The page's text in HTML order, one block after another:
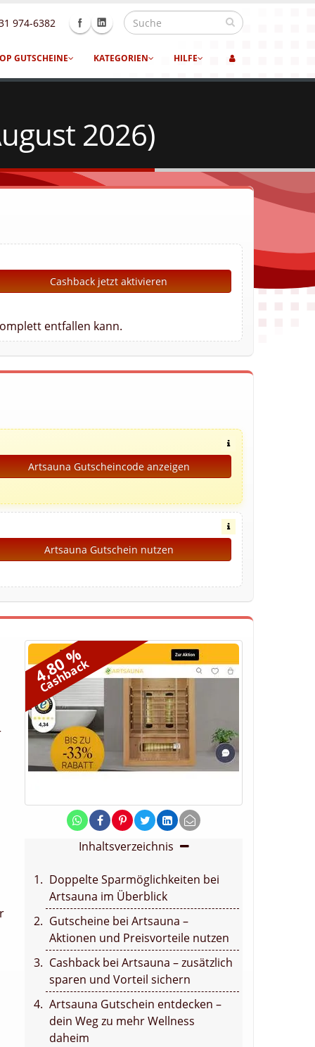
974-6382
GUTSCHEINE KATEGORIEN HILFE
2026)
Cashback jetzt aktivieren
entfallen kann.
Artsauna Gutscheincode anzeigen
Artsauna Gutschein nutzen
4,80 %
Cashback
Inhaltsverzeichnis
Doppelte Sparmöglichkeiten bei
Artsauna im Überblick
Gutscheine bei Artsauna –
Aktionen und Preisvorteile nutzen
Cashback bei Artsauna – zusätzlich
sparen und Vorteil sichern
Artsauna Gutschein entdecken –
dein Weg zu mehr Wellness
daheim